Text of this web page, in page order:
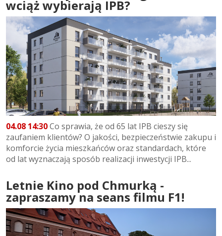
wciąż wybierają IPB?
04.08 14:30Co sprawia, że od 65 lat IPB cieszy się
zaufaniem klientów? O jakości, bezpieczeństwie zakupu i
komforcie życia mieszkańców oraz standardach, które
od lat wyznaczają sposób realizacji inwestycji IPB...
Letnie Kino pod Chmurką -
zapraszamy na seans filmu F1!